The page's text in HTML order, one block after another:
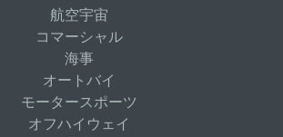
航空宇宙
コマーシャル
海事
オートバイ
モータースポーツ
オフハイウェイ